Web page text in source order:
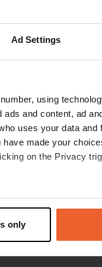
Ad Settings
using
and content, ad
uses your data and
made your
on the Privacy
accurate to within
preferences in the
only
Atmosphäre
beispielsweise
eignet.
Jahrhundert erbaut
der